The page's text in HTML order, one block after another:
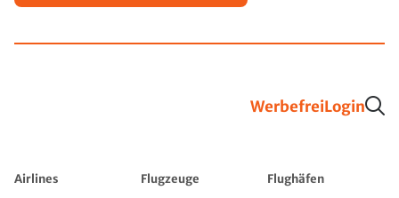
WerbefreiLogin
Airlines Flugzeuge
Flughäfen